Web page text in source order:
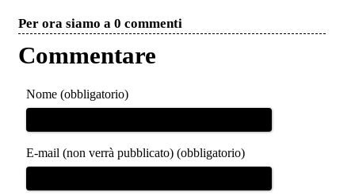
Per ora siamo a 0 commenti
Commentare
Nome (obbligatorio)
E-mail (non verrà pubblicato) (obbligatorio)